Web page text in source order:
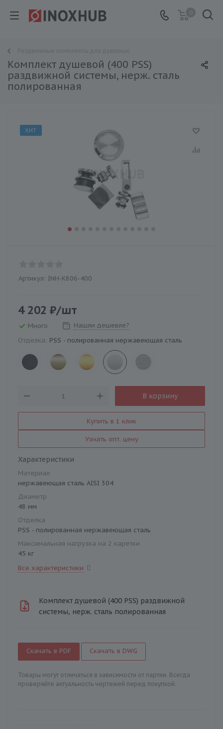
0
Комплект душевой (400 PSS)
раздвижной системы, нерж. сталь
полированная
ХИТ
Артикул: INH-K806-400
4 202 ₽/шт
Много
Нашли дешевле?
Отделка: PSS - полированная нержавеющая сталь
В корзину
Купить в 1 клик
Узнать опт. цену
Характеристики
Материал
нержавеющая сталь AISI 304
Диаметр
48 мм
Отделка
PSS - полированная нержавеющая сталь
Максимальная нагрузка на 2 каретки
45 кг
Все характеристики
Комплект душевой (400 PSS) раздвижной
системы, нерж. сталь полированная
Скачать в PDF Скачать в DWG
Товары могут отличаться в зависимости от партии. Всегда
проверяйте актуальность чертежей перед покупкой.